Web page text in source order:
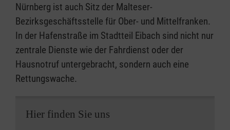
Nürnberg ist auch Sitz der Malteser-
Bezirksgeschäftsstelle für Ober- und Mittelfranken.
In der Hafenstraße im Stadtteil Eibach sind nicht nur
zentrale Dienste wie der Fahrdienst oder der
Hausnotruf untergebracht, sondern auch eine
Rettungswache.
Hier finden Sie uns